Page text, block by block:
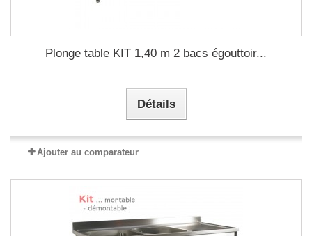
Plonge table KIT 1,40 m 2 bacs égouttoir...
Détails
Ajouter au comparateur